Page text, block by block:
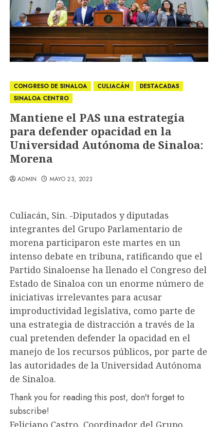
CONGRESO DE SINALOA CULIACÁN
DESTACADAS
SINALOA CENTRO
Mantiene el PAS una estrategia
para defender opacidad en la
Universidad Autónoma de Sinaloa:
Morena
ADMIN MAYO 23, 2023
Culiacán, Sin. -Diputados y diputadas
integrantes del Grupo Parlamentario de
morena participaron este martes en un
intenso debate en tribuna, ratificando que el
Partido Sinaloense ha llenado el Congreso del
Estado de Sinaloa con un enorme número de
iniciativas irrelevantes para acusar
improductividad legislativa, como parte de
una estrategia de distracción a través de la
cual pretenden defender la opacidad en el
manejo de los recursos públicos, por parte de
las autoridades de la Universidad Autónoma
de Sinaloa.
Thank you for reading this post, don't forget to
subscribe!